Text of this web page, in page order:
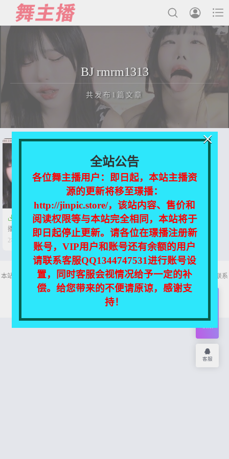



最新发布
国内主播
主播合集
用户中心
BJ rmrm1313
共发布1篇文章
正在为您加载新内容

【Afreeca TV】BJ rmrm1313 直
播双人秀【10V-2.7G】
2年前
0  204
本站所有资源均收集自互联网，仅供个人欣赏交流，如不慎侵犯了您的权益，请联系
我们，我们将尽快处理！
Copyright © 2026 舞主播
全站公告
各位舞主播用户：即日起，本站主播资
源的更新将移至璟播：
http://jinpic.store/，该站内容、售价和
阅读权限等与本站完全相同，本站将于
即日起停止更新。请各位在璟播注册新
账号，VIP用户和账号还有余额的用户
请联系客服QQ1344747531进行账号设
置，同时客服会视情况给予一定的补
偿。给您带来的不便请原谅，感谢支
持！
×
会员
客服